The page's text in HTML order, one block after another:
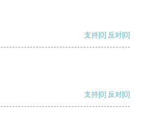
支持[0] 反对[0]
支持[0] 反对[0]